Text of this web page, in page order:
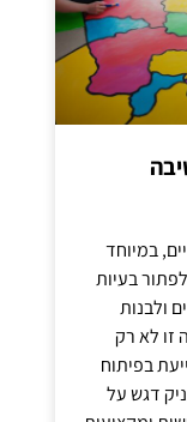
במיוחד
בעיות
ולבנות
זו לא רק
בפיתוח
דגש על